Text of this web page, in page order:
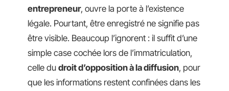
entrepreneur, ouvre la porte à l’existence
légale. Pourtant, être enregistré ne signifie pas
être visible. Beaucoup l’ignorent : il suffit d’une
simple case cochée lors de l’immatriculation,
celle du droit d’opposition à la diffusion, pour
que les informations restent confinées dans les